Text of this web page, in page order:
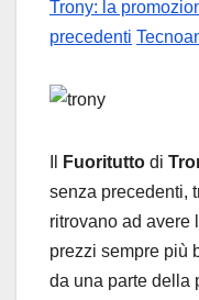
Trony: la
precedenti
Fuoritutto di
senza precedenti,
ritrovano ad avere
prezzi sempre più
da una parte della